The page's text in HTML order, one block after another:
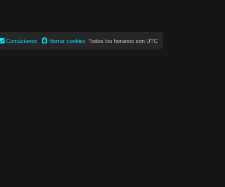
Todos los horarios son UTC
Borrar cookies
Contáctanos